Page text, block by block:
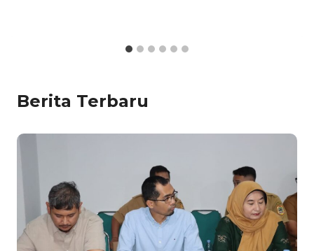
Berita Terbaru